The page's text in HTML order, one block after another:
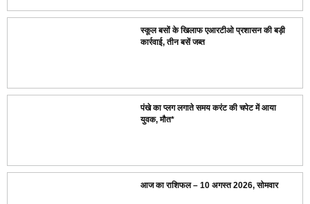
स्कूल बसों के खिलाफ एआरटीओ प्रशासन की बड़ी
कार्रवाई, तीन बसें जब्त
पंखे का प्लग लगाते समय करंट की चपेट में आया
युवक, मौत*
आज का राशिफल – 10 अगस्त 2026, सोमवार